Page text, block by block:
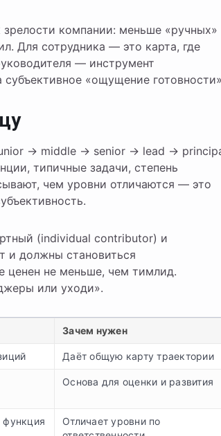
компании: меньше «ручных»
Для сотрудника — это карта, где
— инструмент
«ощущение
→ middle → senior → lead →
типичные задачи, степень
чем уровни отличаются — это
(individual contributor) и
и должны становиться
ценен не меньше, чем тимлид.
или уходи».
Зачем нужен
Даёт общую карту траектории
Основа для оценки и развития
Отличает уровни по